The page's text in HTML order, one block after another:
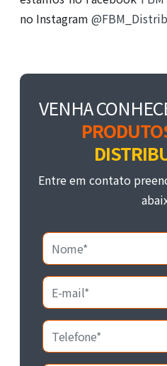
no Instagram
VENHA
Entre em contato